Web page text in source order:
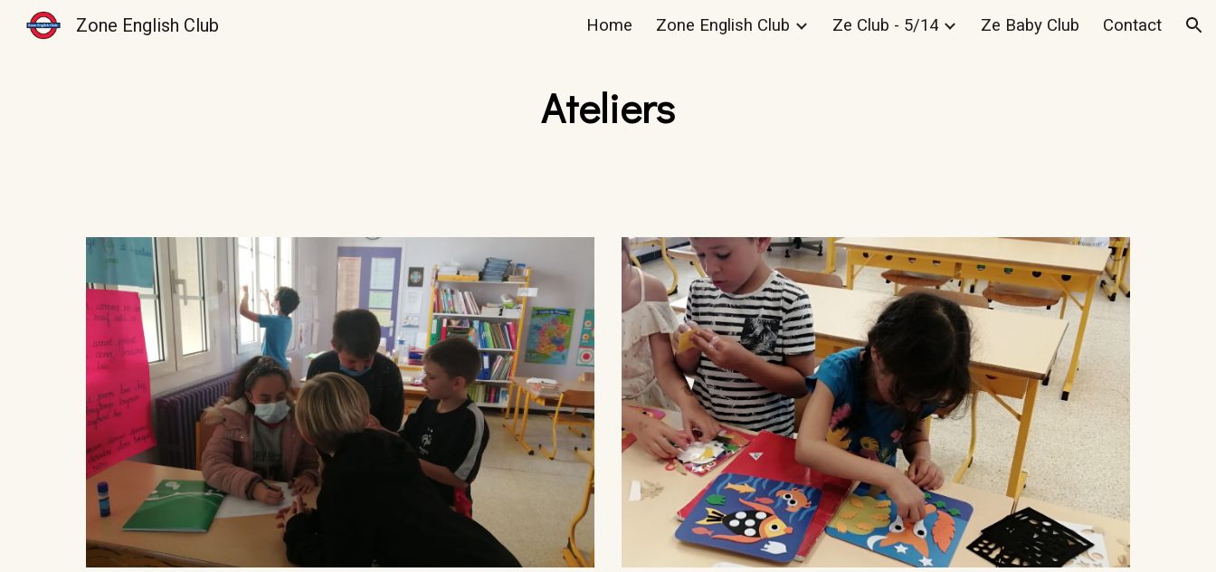
Skip to navigation
Zone English Club Home Zone English Club Ze Club - 5/14 Ze Baby Club Contact
Ateliers